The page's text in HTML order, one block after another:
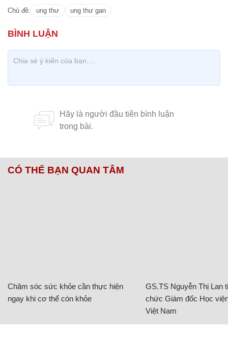
Chủ đề: ung thư ung thư gan
CÓ THỂ BẠN QUAN TÂM
Chăm sóc sức khỏe cần thực hiện
ngay khi cơ thể còn khỏe
GS.TS Nguyễn Thị Lan
chức Giám đốc Học
Việt Nam